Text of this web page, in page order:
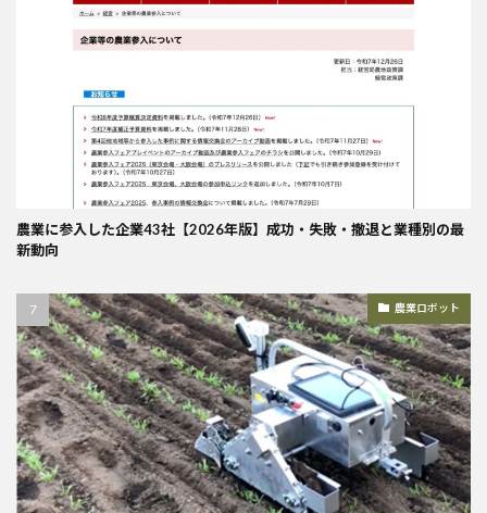
農業に参入した企業43社【2026年版】成功・失敗・撤退と業種別の最
新動向
農業ロボット